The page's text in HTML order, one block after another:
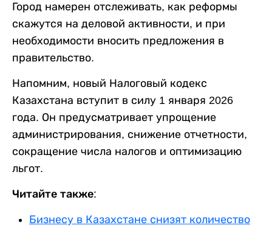
Город намерен отслеживать, как реформы
скажутся на деловой активности, и при
необходимости вносить предложения в
правительство.
Напомним, новый Налоговый кодекс
Казахстана вступит в силу 1 января 2026
года. Он предусматривает упрощение
администрирования, снижение отчетности,
сокращение числа налогов и оптимизацию
льгот.
Читайте также:
Бизнесу в Казахстане снизят количество